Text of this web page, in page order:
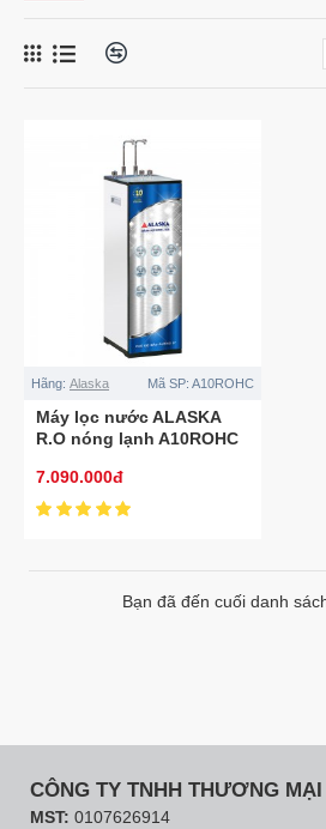
Hãng: Alaska Mã SP: A10ROHC
Máy lọc nước ALASKA
R.O nóng lạnh A10ROHC
7.090.000đ
Bạn đã đến cuối danh
CÔNG TY TNHH THƯƠNG
MST: 0107626914